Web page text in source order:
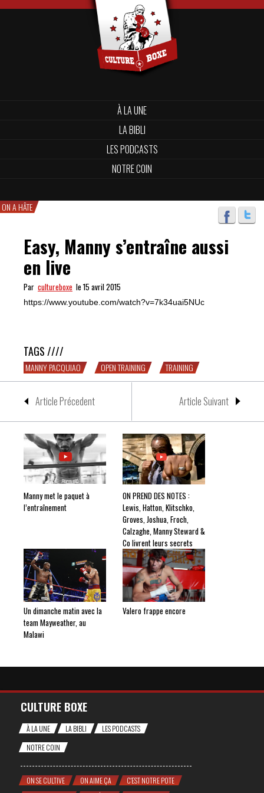
À LA UNE
LA BIBLI
LES PODCASTS
NOTRE COIN
ON A HÂTE
Easy, Manny s’entraîne aussi
en live
Par cultureboxe le 15 avril 2015
https://www.youtube.com/watch?v=7k34uai5NUc
TAGS ////
MANNY PACQUIAO OPEN TRAINING TRAINING
Article Précedent Article Suivant
Manny met le paquet à
l’entraînement
ON PREND DES NOTES :
Lewis, Hatton, Klitschko,
Groves, Joshua, Froch,
Calzaghe, Manny Steward &
Co livrent leurs secrets
Un dimanche matin avec la
team Mayweather, au
Malawi
Valero frappe encore
CULTURE BOXE
À LA UNE LA BIBLI
LES PODCASTS
NOTRE COIN
ON SE CULTIVE ON AIME ÇA
C'EST NOTRE POTE